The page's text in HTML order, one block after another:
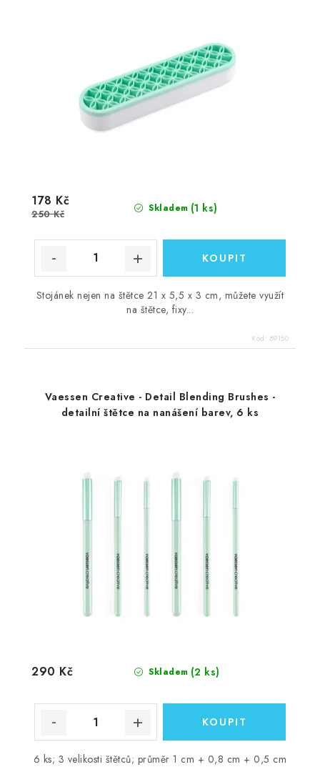
Skladem (1 ks)
178 Kč
250 Kč
Stojánek nejen na štětce 21 x 5,5 x 3 cm, můžete využít
na štětce, fixy...
Kód: 89150
Vaessen Creative - Detail Blending Brushes -
detailní štětce na nanášení barev, 6 ks
Skladem (2 ks)
290 Kč
6 ks; 3 velikosti štětců; průměr 1 cm + 0,8 cm + 0,5 cm